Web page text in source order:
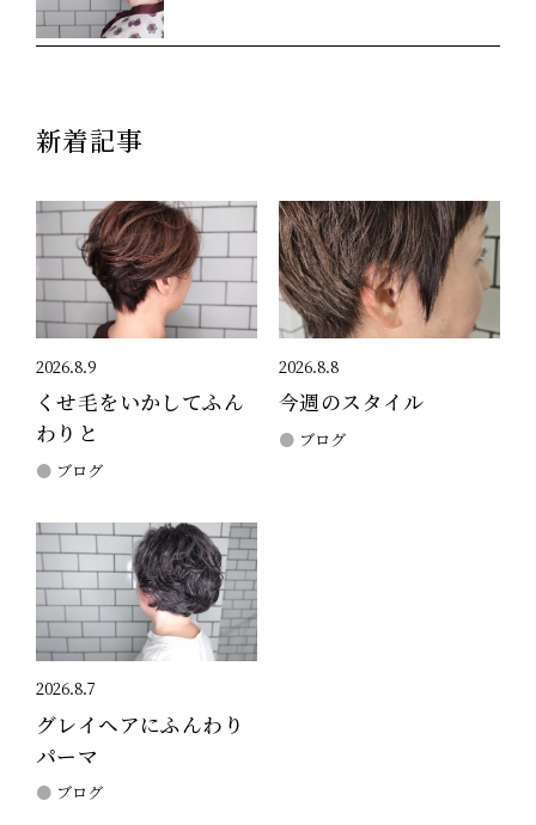
新着記事
2026.8.9
くせ毛をいかしてふん
わりと
ブログ
2026.8.8
今週のスタイル
ブログ
2026.8.7
グレイヘアにふんわり
パーマ
ブログ